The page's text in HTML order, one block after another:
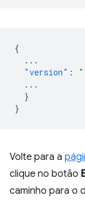
{
...
"version" :
...
}
}
Volte para a
clique no botão
caminho para o